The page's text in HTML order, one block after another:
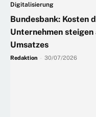
Digitalisierung
Bundesbank: Kosten
Unternehmen
Umsatzes
Redaktion 30/07/2026